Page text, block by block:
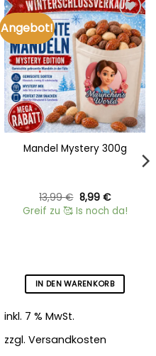
Angebot!
Add to
wishlist
Mandel Mystery 300g
13,99€ Ursprünglicher
Preis
war:
8,99 €Aktueller
Preis
ist:
Greif zu 🥰 Is noch da!
IN DEN WARENKORB
inkl. 7 % MwSt.
zzgl. Versandkosten